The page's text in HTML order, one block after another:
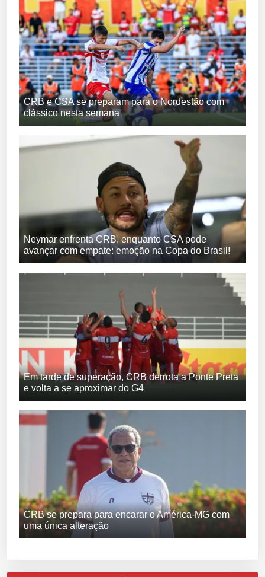
CRB e CSA se preparam para o Nordestão com
clássico nesta semana
Neymar enfrenta CRB, enquanto CSA pode
avançar com empate: emoção na Copa do Brasil!
Em tarde de superação, CRB derrota a Ponte Preta
e volta a se aproximar do G4
CRB se prepara para encarar o América-MG com
uma única alteração